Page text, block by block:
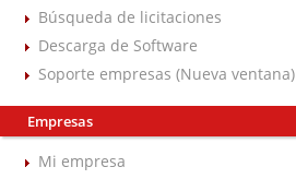
Búsqueda de licitaciones
Descarga de Software
Soporte empresas (Nueva ventana)
Empresas
Mi empresa